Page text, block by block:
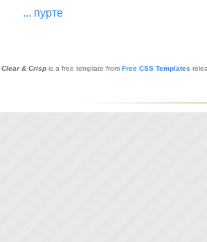
... пурте
Clear & Crisp is a free template from Free CSS Templates